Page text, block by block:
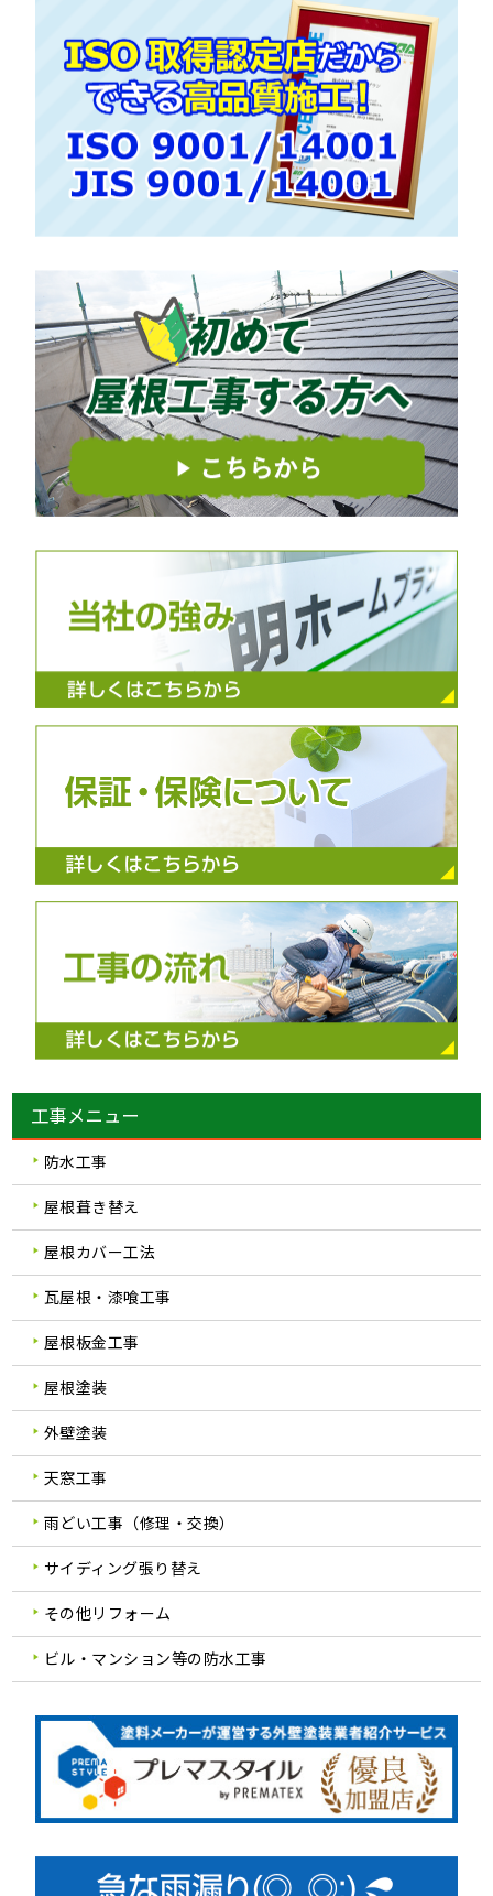
工事メニュー
防水工事
屋根葺き替え
屋根カバー工法
瓦屋根・漆喰工事
屋根板金工事
屋根塗装
外壁塗装
天窓工事
雨どい工事（修理・交換）
サイディング張り替え
その他リフォーム
ビル・マンション等の防水工事